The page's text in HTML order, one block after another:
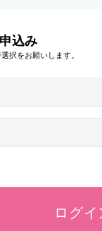
込み
択をお願いします。